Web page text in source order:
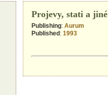
Projevy, stati a
Publishing: Aurum
Published : 1993